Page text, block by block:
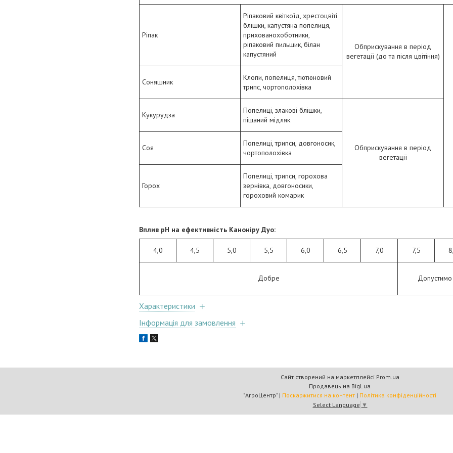
Ріпак
Ріпаковий квіткоїд, хрестоцвіті
блішки, капустяна попелиця,
прихованохоботники,
ріпаковий пильщик, білан
капустяний
Обприскування в період
вегетації (до та після цвітіння)
Соняшник
Клопи, попелиця, тютюновий
трипс, чортополохівка
Кукурудза
Попелиці, злакові блішки,
піщаний мідляк
Обприскування в період
вегетації
Соя
Попелиці, трипси, довгоносик,
чортополохівка
Горох
Попелиці, трипси, горохова
зернівка, довгоносики,
гороховий комарик
Вплив рН на ефективність Каноніру Дуо:
4,0 4,5 5,0 5,5 6,0 6,5 7,0 7,5
Добре Допустимо
Характеристики
Інформація для замовлення
Сайт створений на маркетплейсі Prom.ua
Продавець на Bigl.ua
"АгроЦентр" | Поскаржитися на контент | Політика конфіденційності
Select Language ▼